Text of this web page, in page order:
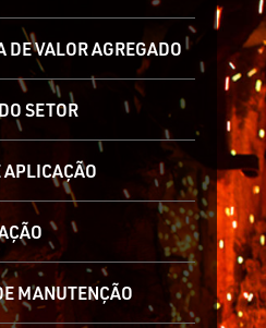
VALOR AGREGADO
SETOR
MANUTENÇÃO